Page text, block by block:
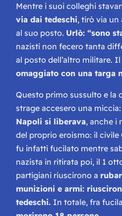
Mentre i suoi colleghi
via dai tedeschi, tirò via un
al suo posto. Urlò: “sono
nazisti non fecero tanta
al posto dell’altro militare.
omaggiato con una targa
Questo primo sussulto e la
strage accesero una
Napoli si liberava, anche i
del proprio eroismo: il civile
fu infatti fucilato mentre
nazista in ritirata poi, il 1
partigiani riuscirono a
munizioni e armi:
tedeschi. In totale, fra